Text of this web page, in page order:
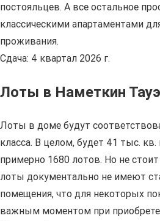
постояльцев. А все остальное
классическими апартаментами
проживания.
Сдача: 4 квартал 2026 г.
Лоты в Наметкин
Лоты в доме будут
класса. В целом, будет 41 тыс.
примерно 1680 лотов. Но не
лоты документально не имеют
помещения, что для некоторых
важным моментом при